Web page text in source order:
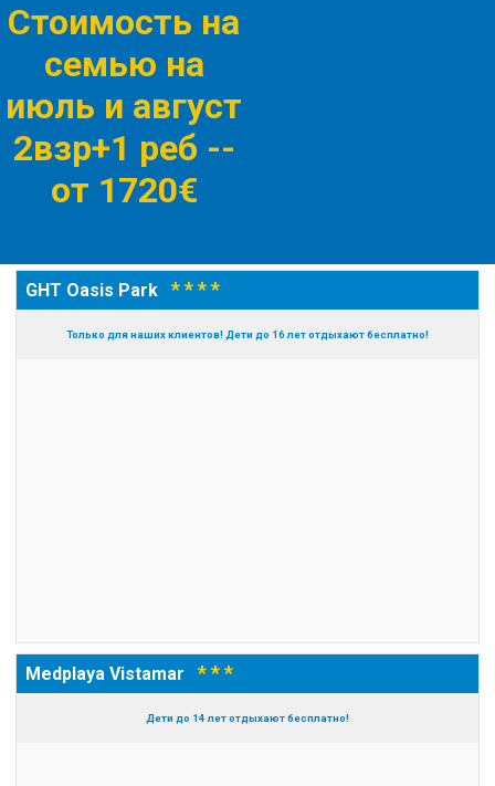
Стоимость на
семью на
июль и август
2взр+1 реб --
от 1720€
GHT Oasis Park* * * *
Только для наших клиентов! Дети до 16 лет отдыхают бесплатно!
Medplaya Vistamar* * *
Дети до 14 лет отдыхают бесплатно!